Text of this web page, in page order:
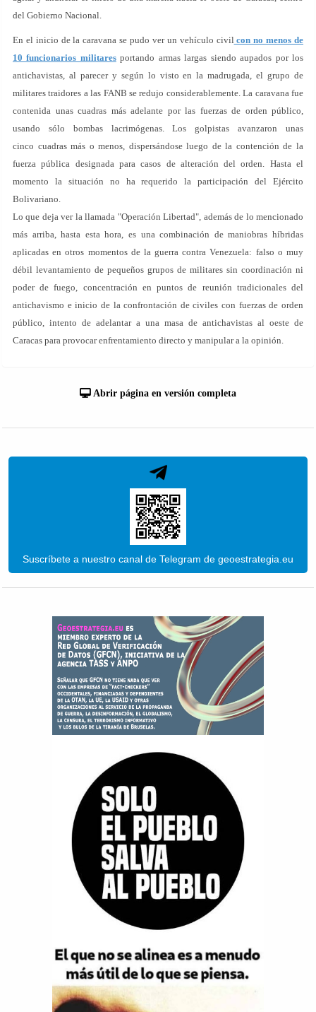
del Gobierno Nacional.
En el inicio de la caravana se pudo ver un vehículo civil con no menos de
10 funcionarios militaresportando armas largas siendo aupados por los
antichavistas, al parecer y según lo visto en la madrugada, el grupo de
militares traidores a las FANB se redujo considerablemente. La caravana fue
contenida unas cuadras más adelante por las fuerzas de orden público,
usando sólo bombas lacrimógenas. Los golpistas avanzaron unas
cinco cuadras más o menos, dispersándose luego de la contención de la
fuerza pública designada para casos de alteración del orden. Hasta el
momento la situación no ha requerido la participación del Ejército
Bolivariano.
Lo que deja ver la llamada "Operación Libertad", además de lo mencionado
más arriba, hasta esta hora, es una combinación de maniobras híbridas
aplicadas en otros momentos de la guerra contra Venezuela: falso o muy
débil levantamiento de pequeños grupos de militares sin coordinación ni
poder de fuego, concentración en puntos de reunión tradicionales del
antichavismo e inicio de la confrontación de civiles con fuerzas de orden
público, intento de adelantar a una masa de antichavistas al oeste de
Caracas para provocar enfrentamiento directo y manipular a la opinión.
Abrir página en versión completa
Suscríbete a nuestro canal de Telegram de geoestrategia.eu